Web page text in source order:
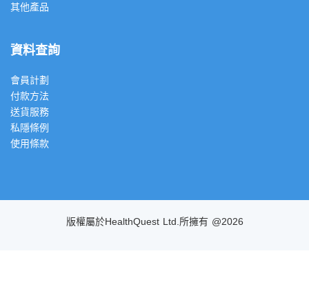
其他產品
資料查詢
會員計劃
付款方法
送貨服務
私隱條例
使用條款
版權屬於HealthQuest Ltd.所擁有 @2026